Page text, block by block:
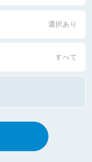
選択あり
すべて